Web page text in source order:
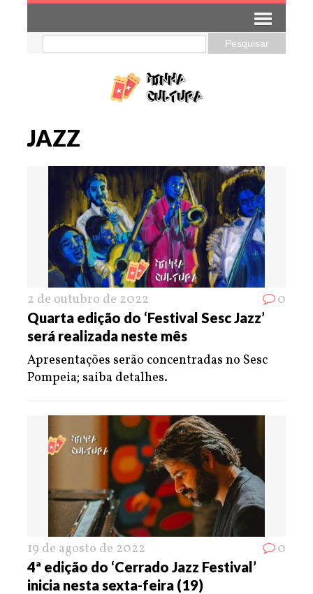
JAZZ
2 de outubro de 2022 0
Quarta edição do ‘Festival Sesc Jazz’
será realizada neste mês
Apresentações serão concentradas no Sesc
Pompeia; saiba detalhes.
19 de agosto de 2022 0
4ª edição do ‘Cerrado Jazz Festival’
inicia nesta sexta-feira (19)